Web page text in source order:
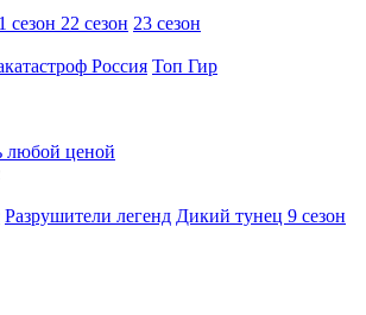
сезон 22 сезон 23 сезон
Россия Топ Гир
ценой
Разрушители легенд Дикий тунец 9 сезон